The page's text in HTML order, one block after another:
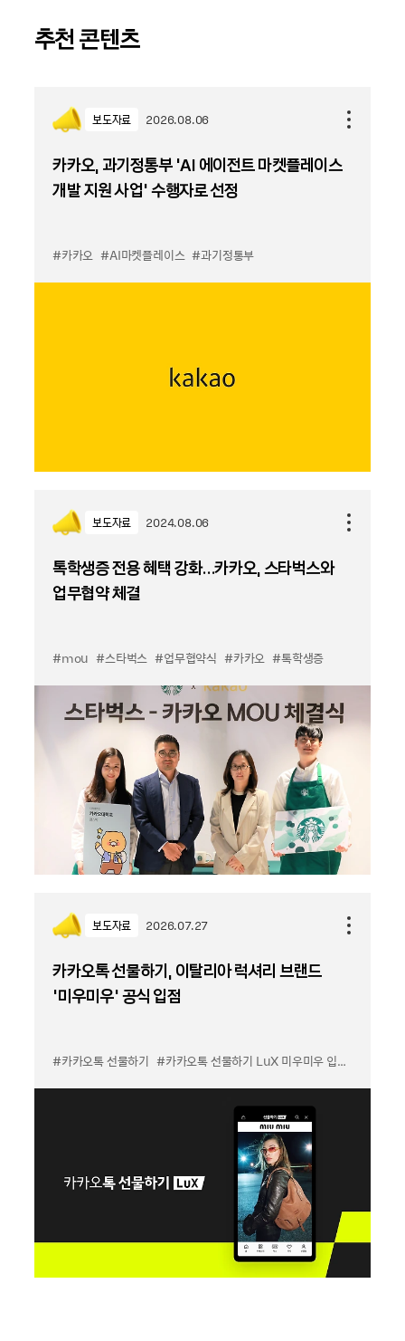
추천 콘텐츠
보도자료 2026.08.06
카카오, 과기정통부 ‘AI 에이전트 마켓플레이스
개발 지원 사업’ 수행자로 선정
#카카오 #AI마켓플레이스 #과기정통부
보도자료 2024.08.06
톡학생증 전용 혜택 강화…카카오, 스타벅스와
업무협약 체결
#mou #스타벅스 #업무협약식 #카카오 #톡학생증
보도자료 2026.07.27
카카오톡 선물하기, 이탈리아 럭셔리 브랜드
'미우미우' 공식 입점
#카카오톡 선물하기 #카카오톡 선물하기 LuX 미우미우 입점